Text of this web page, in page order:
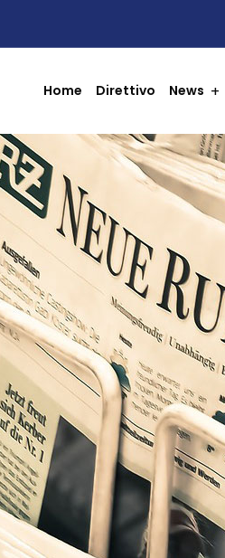
Home Direttivo News